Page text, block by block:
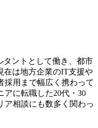
タントとして働き、都市
在は地方企業のIT支援や
採用まで幅広く携わって
アに転職した20代・30
ア相談にも数多く関わっ